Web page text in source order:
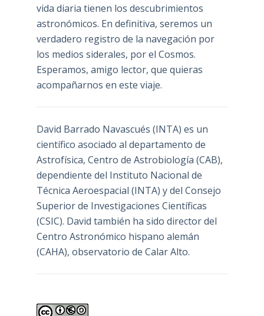
vida diaria tienen los descubrimientos
astronómicos. En definitiva, seremos un
verdadero registro de la navegación por
los medios siderales, por el Cosmos.
Esperamos, amigo lector, que quieras
acompañarnos en este viaje.
David Barrado Navascués (INTA) es un
científico asociado al departamento de
Astrofísica, Centro de Astrobiología (CAB),
dependiente del Instituto Nacional de
Técnica Aeroespacial (INTA) y del Consejo
Superior de Investigaciones Científicas
(CSIC). David también ha sido director del
Centro Astronómico hispano alemán
(CAHA), observatorio de Calar Alto.